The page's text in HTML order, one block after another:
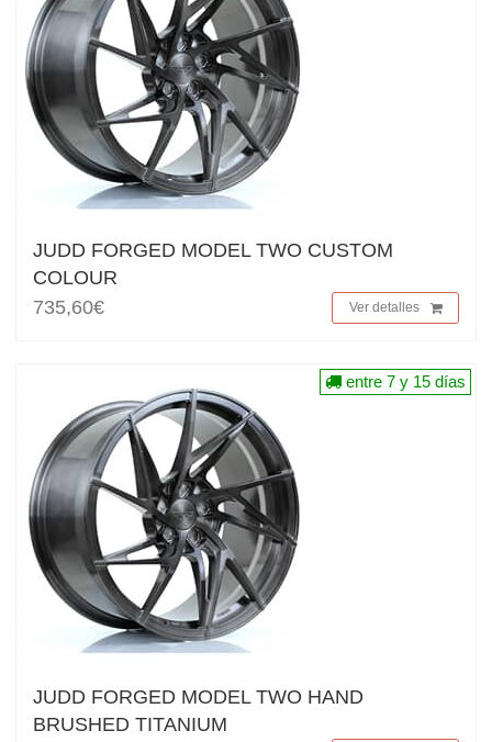
JUDD FORGED MODEL TWO CUSTOM
COLOUR
735,60€
Ver detalles
JUDD FORGED MODEL TWO HAND
BRUSHED TITANIUM
entre 7 y 15 días